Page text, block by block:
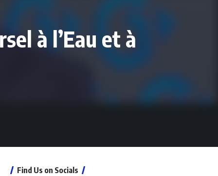
à l’Eau et à
Find Us on Socials